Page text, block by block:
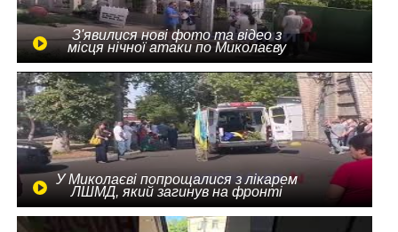
З'явилися нові фото та відео з
місця нічної атаки по Миколаєву
У Миколаєві попрощалися з лікарем
ЛШМД, який загинув на фронті